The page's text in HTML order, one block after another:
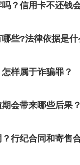
？信用卡不还钱
些?法律依据是什
样属于诈骗罪？
期会带来哪些后果
行纪合同和寄售